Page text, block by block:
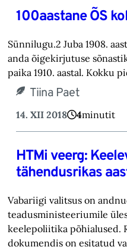
100aastane ÕS
Sünnilugu.2 Juba 1908.
anda õigekirjutuse
paika 1910. aastal. Kokku
Tiina Paet
14. XII 2018 4minutit
HTMi veerg:
tähendusrikas
Vabariigi valitsus on
teadusministeeriumile
keelepoliitika põhialused.
dokumendis on esitatud